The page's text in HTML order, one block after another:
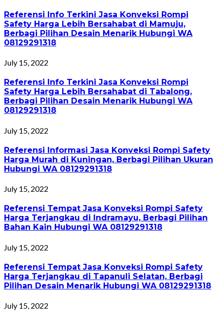
Referensi Info Terkini Jasa Konveksi Rompi
Safety Harga Lebih Bersahabat di Mamuju,
Berbagi Pilihan Desain Menarik Hubungi WA
08129291318
July 15, 2022
Referensi Info Terkini Jasa Konveksi Rompi
Safety Harga Lebih Bersahabat di Tabalong,
Berbagi Pilihan Desain Menarik Hubungi WA
08129291318
July 15, 2022
Referensi Informasi Jasa Konveksi Rompi Safety
Harga Murah di Kuningan, Berbagi Pilihan Ukuran
Hubungi WA 08129291318
July 15, 2022
Referensi Tempat Jasa Konveksi Rompi Safety
Harga Terjangkau di Indramayu, Berbagi Pilihan
Bahan Kain Hubungi WA 08129291318
July 15, 2022
Referensi Tempat Jasa Konveksi Rompi Safety
Harga Terjangkau di Tapanuli Selatan, Berbagi
Pilihan Desain Menarik Hubungi WA 08129291318
July 15, 2022